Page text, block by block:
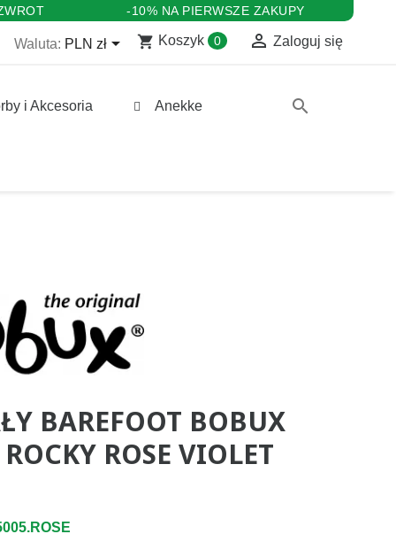
-10% NA PIERWSZE ZAKUPY
Waluta: PLN zł shopping_cart Koszyk 0  Zaloguj się
i Akcesoria Anekke search
BAREFOOT BOBUX
ROSE VIOLET